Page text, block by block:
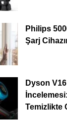
Philips
Şarj
Dyson
Temizlikte